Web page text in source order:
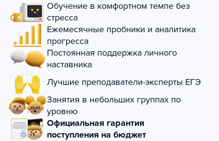
Обучение в комфортном темпе без
стресса
Ежемесячные пробники и аналитика
прогресса
Постоянная поддержка личного
наставника
Лучшие преподаватели-эксперты ЕГЭ
Занятия в небольших группах по
уровню
Официальная гарантия
поступления на бюджет